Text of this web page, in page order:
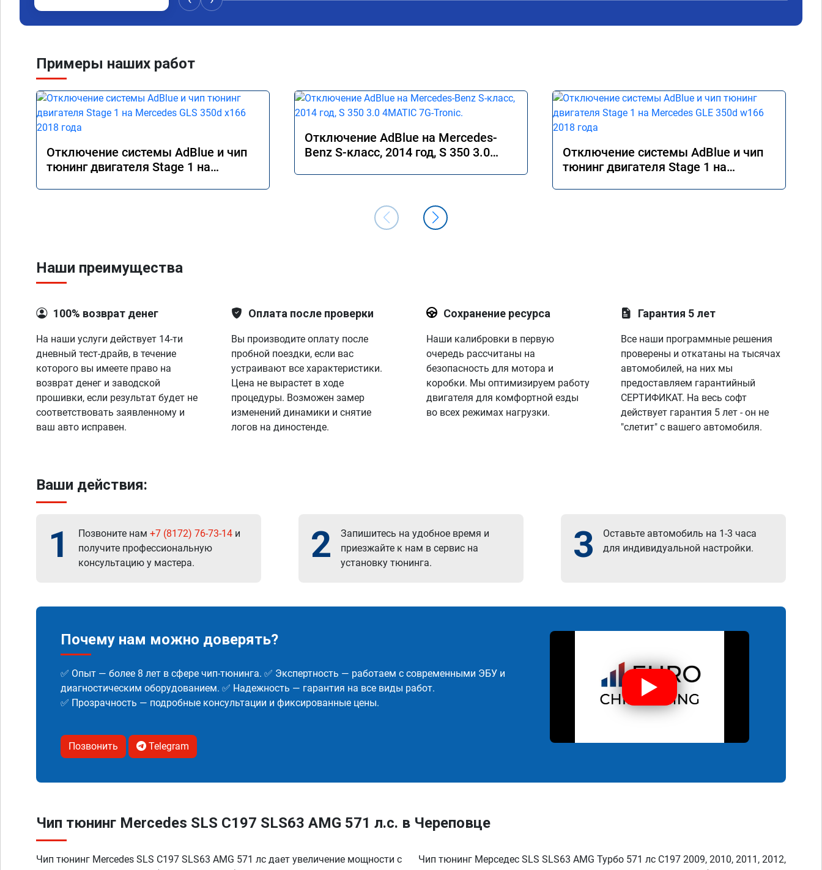
Примеры наших работ
Отключение системы AdBlue и чип
тюнинг двигателя Stage 1 на
Отключение AdBlue на Mercedes-
Benz S-класс, 2014 год, S 350 3.0
Отключение системы AdBlue и чип
тюнинг двигателя Stage 1 на
Наши преимущества
100% возврат денег
На наши услуги действует 14-ти
дневный тест-драйв, в течение
которого вы имеете право на
возврат денег и заводской
прошивки, если результат будет не
соответствовать заявленному и
ваш авто исправен.
Оплата после проверки
Вы производите оплату после
пробной поездки, если вас
устраивают все характеристики.
Цена не вырастет в ходе
процедуры. Возможен замер
изменений динамики и снятие
логов на диностенде.
Сохранение ресурса
Наши калибровки в первую
очередь рассчитаны на
безопасность для мотора и
коробки. Мы оптимизируем работу
двигателя для комфортной езды
во всех режимах нагрузки.
Гарантия 5 лет
Все наши программные решения
проверены и откатаны на тысячах
автомобилей, на них мы
предоставляем гарантийный
СЕРТИФИКАТ. На весь софт
действует гарантия 5 лет - он не
"слетит" с вашего автомобиля.
Ваши действия:
1 Позвоните нам +7 (8172) 76-73-14 и
получите профессиональную
консультацию у мастера.
2
Запишитесь на удобное время и
приезжайте к нам в сервис на
установку тюнинга.
3
Оставьте автомобиль на 1-3 часа
для индивидуальной настройки.
Почему нам можно доверять?
✅ Опыт — более 8 лет в сфере чип-тюнинга. ✅ Экспертность — работаем с современными ЭБУ и
диагностическим оборудованием. ✅ Надежность — гарантия на все виды работ.
✅ Прозрачность — подробные консультации и фиксированные цены.
Позвонить Telegram
Чип тюнинг Mercedes SLS C197 SLS63 AMG 571 л.с. в Череповце
Чип тюнинг Mercedes SLS C197 SLS63 AMG 571 лс дает увеличение мощности с
Чип тюнинг Мерседес SLS SLS63 AMG Турбо 571 лс C197 2009, 2010, 2011, 2012,